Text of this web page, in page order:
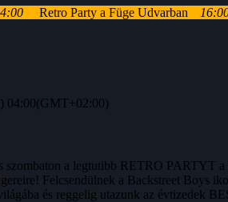
Retro Party a Füge Udvarban
04:00(GMT+02:00)
szombaton a legtutibb RETRO PARTYT
Felcsendülnek a Backstreet Boys
és reggelig utazunk az évtizedek